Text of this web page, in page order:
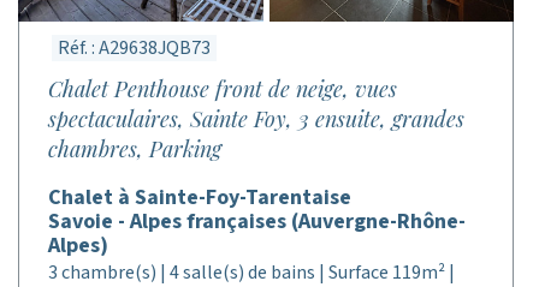
Réf. : A29638JQB73
Chalet Penthouse front de neige, vues
spectaculaires, Sainte Foy, 3 ensuite, grandes
chambres, Parking
Chalet à Sainte-Foy-Tarentaise
Savoie - Alpes françaises (Auvergne-Rhône-
Alpes)
3 chambre(s) | 4 salle(s) de bains | Surface 119m² |